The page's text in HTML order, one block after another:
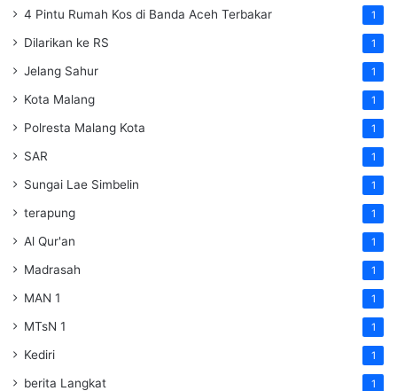
4 Pintu Rumah Kos di Banda Aceh Terbakar 1
Dilarikan ke RS 1
Jelang Sahur 1
Kota Malang 1
Polresta Malang Kota 1
SAR 1
Sungai Lae Simbelin 1
terapung 1
Al Qur'an 1
Madrasah 1
MAN 1 1
MTsN 1 1
Kediri 1
berita Langkat 1